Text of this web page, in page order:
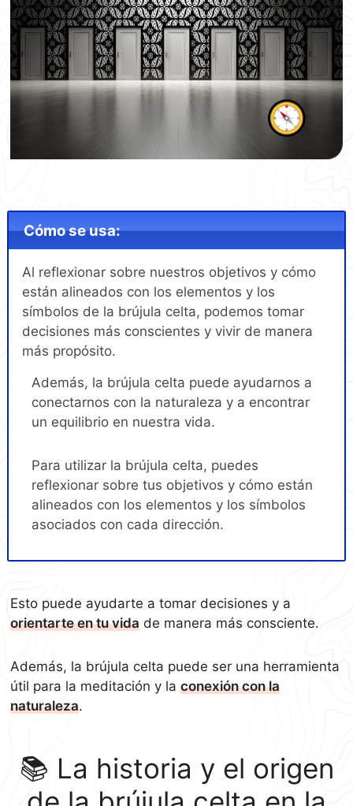
Cómo se usa:
Al reflexionar sobre nuestros objetivos y cómo
están alineados con los elementos y los
símbolos de la brújula celta, podemos tomar
decisiones más conscientes y vivir de manera
más propósito.
Además, la brújula celta puede ayudarnos a
conectarnos con la naturaleza y a encontrar
un equilibrio en nuestra vida.
Para utilizar la brújula celta, puedes
reflexionar sobre tus objetivos y cómo están
alineados con los elementos y los símbolos
asociados con cada dirección.
Esto puede ayudarte a tomar decisiones y a
orientarte en tu vida de manera más consciente.
Además, la brújula celta puede ser una herramienta
útil para la meditación y laconexión con la
naturaleza.
📚 La historia y el origen